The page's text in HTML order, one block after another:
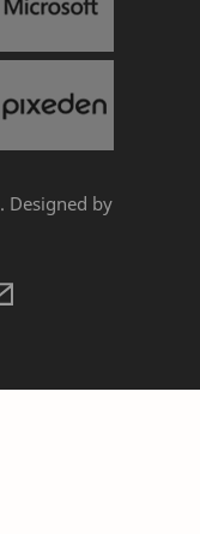
. Designed by